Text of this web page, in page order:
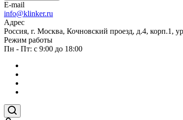
E-mail
info@klinker.ru
Адрес
Россия, г. Москва, Кочновский проезд, д.4,
Режим работы
Пн - Пт: с 9:00 до 18:00